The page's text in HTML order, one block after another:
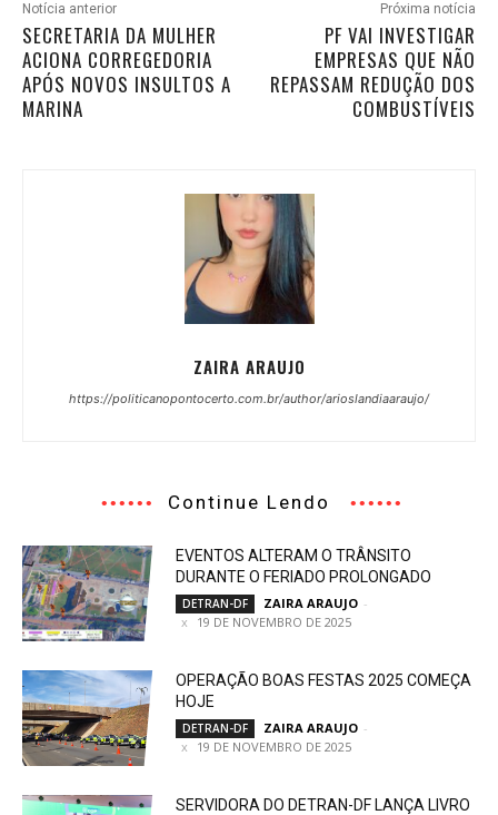
Notícia anterior
SECRETARIA DA MULHER
ACIONA CORREGEDORIA
APÓS NOVOS INSULTOS A
MARINA
Próxima notícia
PF VAI INVESTIGAR
EMPRESAS QUE NÃO
REPASSAM REDUÇÃO DOS
COMBUSTÍVEIS
ZAIRA ARAUJO
https://politicanopontocerto.com.br/author/arioslandiaaraujo/
Continue Lendo
EVENTOS ALTERAM O TRÂNSITO
DURANTE O FERIADO PROLONGADO
DETRAN-DF ZAIRA ARAUJO -
19 DE NOVEMBRO DE 2025
OPERAÇÃO BOAS FESTAS 2025 COMEÇA
HOJE
DETRAN-DF ZAIRA ARAUJO -
19 DE NOVEMBRO DE 2025
SERVIDORA DO DETRAN-DF LANÇA LIVRO